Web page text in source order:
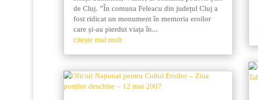
de Cluj. ”În comuna Feleacu din județul Cluj a
fost ridicat un monument în memoria eroilor
care și-au pierdut viața în...
citește mai mult